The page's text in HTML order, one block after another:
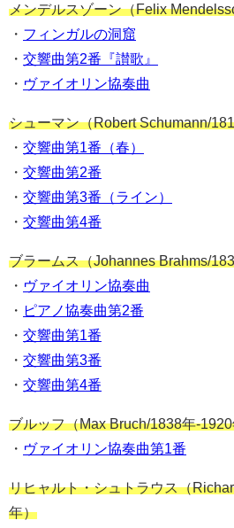
メンデルスゾーン（Felix
・ フィンガルの洞窟
・ 交響曲第2番『讃歌』
・ ヴァイオリン協奏曲
シューマン（Robert Schumann/
・ 交響曲第1番（春）
・ 交響曲第2番
・ 交響曲第3番（ライン）
・ 交響曲第4番
ブラームス（Johannes Brahms/
・ ヴァイオリン協奏曲
・ ピアノ協奏曲第2番
・ 交響曲第1番
・ 交響曲第3番
・ 交響曲第4番
ブルッフ（Max Bruch/1838年-
・ ヴァイオリン協奏曲第1番
リヒャルト・シュトラウス（
年）